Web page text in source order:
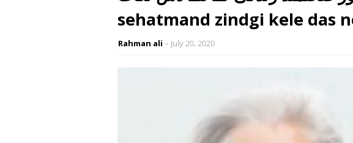
sehatmand zindgi kele das
Rahman ali July 20, 2020